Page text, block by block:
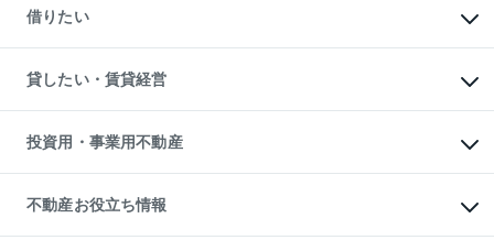
中古一戸建ての購入
不動産購入の流れ
注目キーワード物件特集
購入ガイド
English 繁体中文簡体中文
一戸建ての売却・査定
土地の売却・査定
スピードAI査定
不動産査定について
不動産売却の流れ
不動産買換えの流れ
売却ガイド
借りたい
オフィス・店舗の賃貸
借りるときの流れ
借りるガイド
貸したい・賃貸経営
マンション賃料データ
賃貸管理プラン
リロケーションについて
貸すガイド
投資用・事業用不動産
事業用不動産
マンション投資
投資用マンション
不動産お役立ち情報